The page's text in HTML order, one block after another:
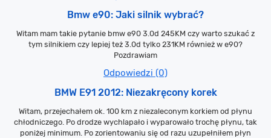
Bmw e90: Jaki silnik wybrać?
Witam mam takie pytanie bmw e90 3.0d 245KM czy warto szukać z
tym silnikiem czy lepiej też 3.0d tylko 231KM również w e90?
Pozdrawiam
Odpowiedzi (0)
BMW E91 2012: Niezakręcony korek
Witam, przejechałem ok. 100 km z niezaleconym korkiem od płynu
chłodniczego. Po drodze wychlapało i wyparowało trochę płynu, tak
poniżej minimum. Po zorientowaniu się od razu uzupełniłem płyn